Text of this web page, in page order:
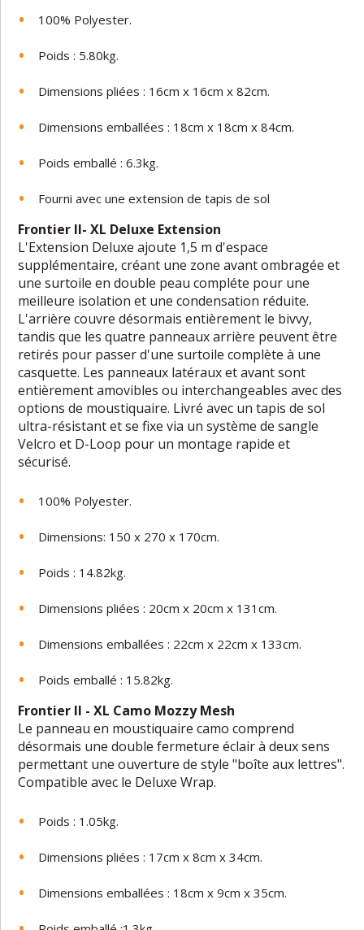
100% Polyester.
Poids : 5.80kg.
Dimensions pliées : 16cm x 16cm x 82cm.
Dimensions emballées : 18cm x 18cm x 84cm.
Poids emballé : 6.3kg.
Fourni avec une extension de tapis de sol
Frontier II- XL Deluxe Extension
L'Extension Deluxe ajoute 1,5 m d'espace
supplémentaire, créant une zone avant ombragée et
une surtoile en double peau compléte pour une
meilleure isolation et une condensation réduite.
L'arrière couvre désormais entièrement le bivvy,
tandis que les quatre panneaux arrière peuvent être
retirés pour passer d'une surtoile complète à une
casquette. Les panneaux latéraux et avant sont
entièrement amovibles ou interchangeables avec des
options de moustiquaire. Livré avec un tapis de sol
ultra-résistant et se fixe via un système de sangle
Velcro et D-Loop pour un montage rapide et
sécurisé.
100% Polyester.
Dimensions: 150 x 270 x 170cm.
Poids : 14.82kg.
Dimensions pliées : 20cm x 20cm x 131cm.
Dimensions emballées : 22cm x 22cm x 133cm.
Poids emballé : 15.82kg.
Frontier II - XL Camo Mozzy Mesh
Le panneau en moustiquaire camo comprend
désormais une double fermeture éclair à deux sens
permettant une ouverture de style "boîte aux lettres".
Compatible avec le Deluxe Wrap.
Poids : 1.05kg.
Dimensions pliées : 17cm x 8cm x 34cm.
Dimensions emballées : 18cm x 9cm x 35cm.